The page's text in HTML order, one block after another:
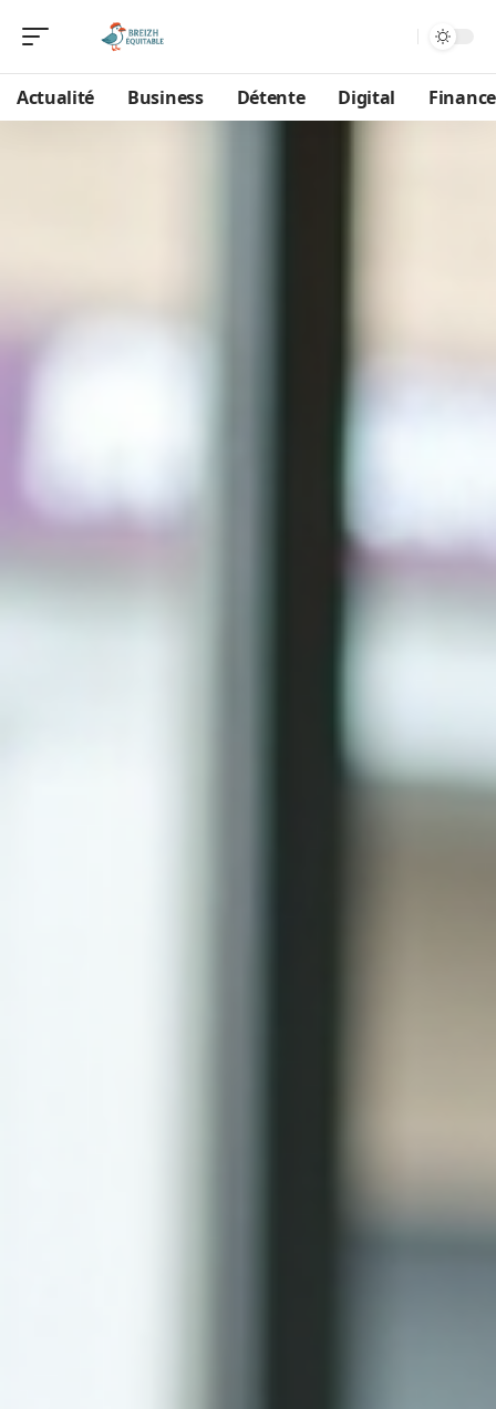
Actualité Business Détente Digital Finance